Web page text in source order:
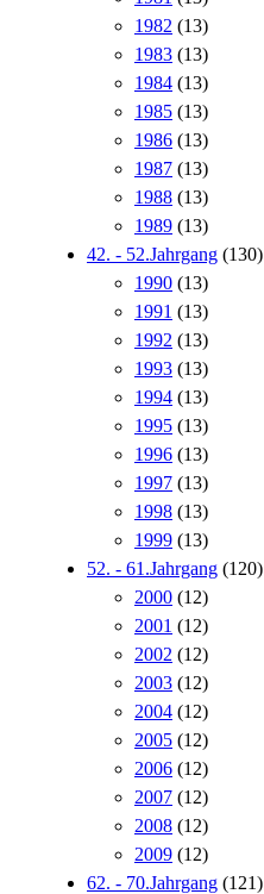
1982 (13)
1983 (13)
1984 (13)
1985 (13)
1986 (13)
1987 (13)
1988 (13)
1989 (13)
42. - 52.Jahrgang (130)
1990 (13)
1991 (13)
1992 (13)
1993 (13)
1994 (13)
1995 (13)
1996 (13)
1997 (13)
1998 (13)
1999 (13)
52. - 61.Jahrgang (120)
2000 (12)
2001 (12)
2002 (12)
2003 (12)
2004 (12)
2005 (12)
2006 (12)
2007 (12)
2008 (12)
2009 (12)
62. - 70.Jahrgang (121)